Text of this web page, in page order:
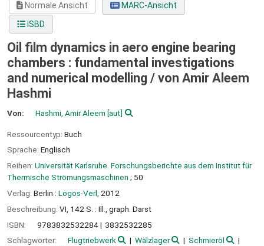
Normale Ansicht
MARC-Ansicht
ISBD
Oil film dynamics in aero engine bearing
chambers : fundamental investigations
and numerical modelling / von Amir Aleem
Hashmi
Von: Hashmi, Amir Aleem [aut]
Ressourcentyp: Buch
Sprache: Englisch
Reihen: Universität Karlsruhe. Forschungsberichte aus dem Institut für
Thermische Strömungsmaschinen ; 50
Verlag: Berlin : Logos-Verl, 2012
Beschreibung: VI, 142 S. : Ill., graph. Darst
ISBN:
9783832532284
3832532285
Schlagwörter:
Flugtriebwerk Wälzlager
Schmieröl